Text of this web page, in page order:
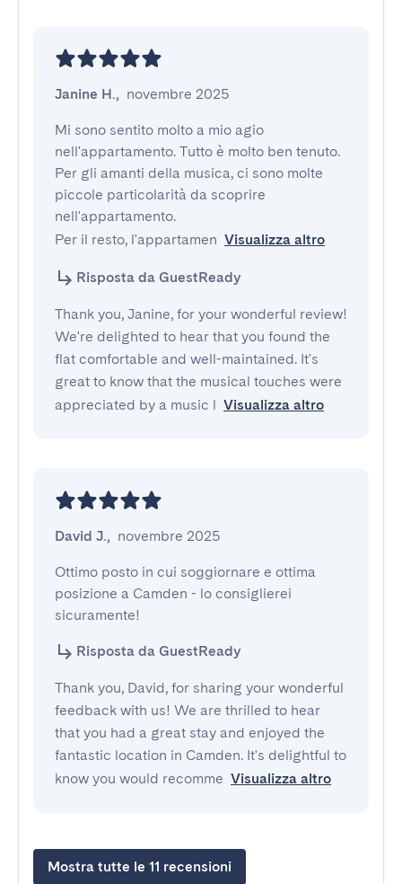
Janine H., novembre 2025
Mi sono sentito molto a mio agio
nell'appartamento. Tutto è molto ben tenuto.
Per gli amanti della musica, ci sono molte
piccole particolarità da scoprire
nell'appartamento.
Per il resto, l'appartamen Visualizza altro
Risposta da GuestReady
Thank you, Janine, for your wonderful review!
We're delighted to hear that you found the
flat comfortable and well-maintained. It's
great to know that the musical touches were
appreciated by a music l Visualizza altro
David J., novembre 2025
Ottimo posto in cui soggiornare e ottima
posizione a Camden - lo consiglierei
sicuramente!
Risposta da GuestReady
Thank you, David, for sharing your wonderful
feedback with us! We are thrilled to hear
that you had a great stay and enjoyed the
fantastic location in Camden. It's delightful to
know you would recomme Visualizza altro
Mostra tutte le 11 recensioni